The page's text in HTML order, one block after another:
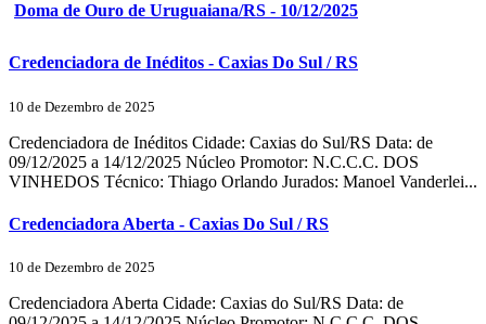
Doma de Ouro de Uruguaiana/RS - 10/12/2025
Credenciadora de Inéditos - Caxias Do Sul / RS
10 de Dezembro de 2025
Credenciadora de Inéditos Cidade: Caxias do Sul/RS Data: de
09/12/2025 a 14/12/2025 Núcleo Promotor: N.C.C.C. DOS
VINHEDOS Técnico: Thiago Orlando Jurados: Manoel Vanderlei...
Credenciadora Aberta - Caxias Do Sul / RS
10 de Dezembro de 2025
Credenciadora Aberta Cidade: Caxias do Sul/RS Data: de